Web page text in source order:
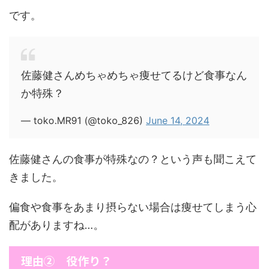
です。
佐藤健さんめちゃめちゃ痩せてるけど食事なん
か特殊？
— toko.MR91 (@toko_826) June 14, 2024
佐藤健さんの食事が特殊なの？という声も聞こえて
きました。
偏食や食事をあまり摂らない場合は痩せてしまう心
配がありますね…。
理由② 役作り？